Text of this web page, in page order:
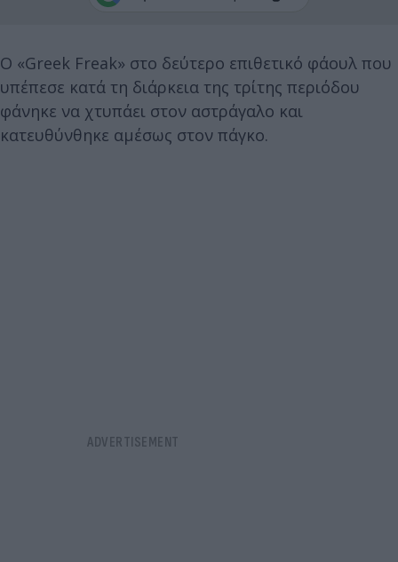
O «Greek Freak» στο δεύτερο επιθετικό φάουλ που
υπέπεσε κατά τη διάρκεια της τρίτης περιόδου
φάνηκε να χτυπάει στον αστράγαλο και
κατευθύνθηκε αμέσως στον πάγκο.